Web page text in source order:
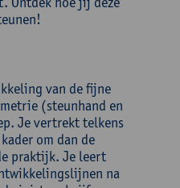
van de fijne
(steunhand en
Je vertrekt telkens
om dan de
praktijk. Je leert
na